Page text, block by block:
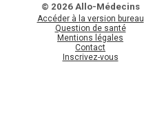
© 2026 Allo-Médecins
Accéder à la version bureau
Question de santé
Mentions légales
Contact
Inscrivez-vous